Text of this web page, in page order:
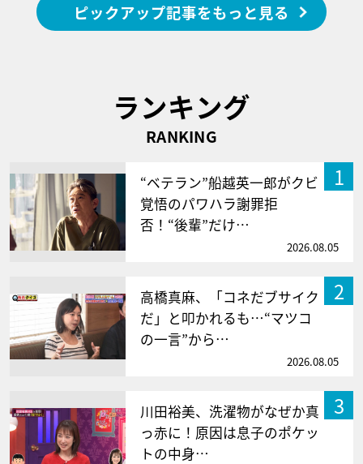
ピックアップ記事をもっと見る
ランキング
RANKING
1
“ベテラン”船越英一郎がクビ
覚悟のパワハラ謝罪拒
否！“後輩”だけ…
2026.08.05
2
高橋真麻、「コネだブサイク
だ」と叩かれるも…“マツコ
の一言”から…
2026.08.05
3
川田裕美、洗濯物がなぜか真
っ赤に！原因は息子のポケッ
トの中身…